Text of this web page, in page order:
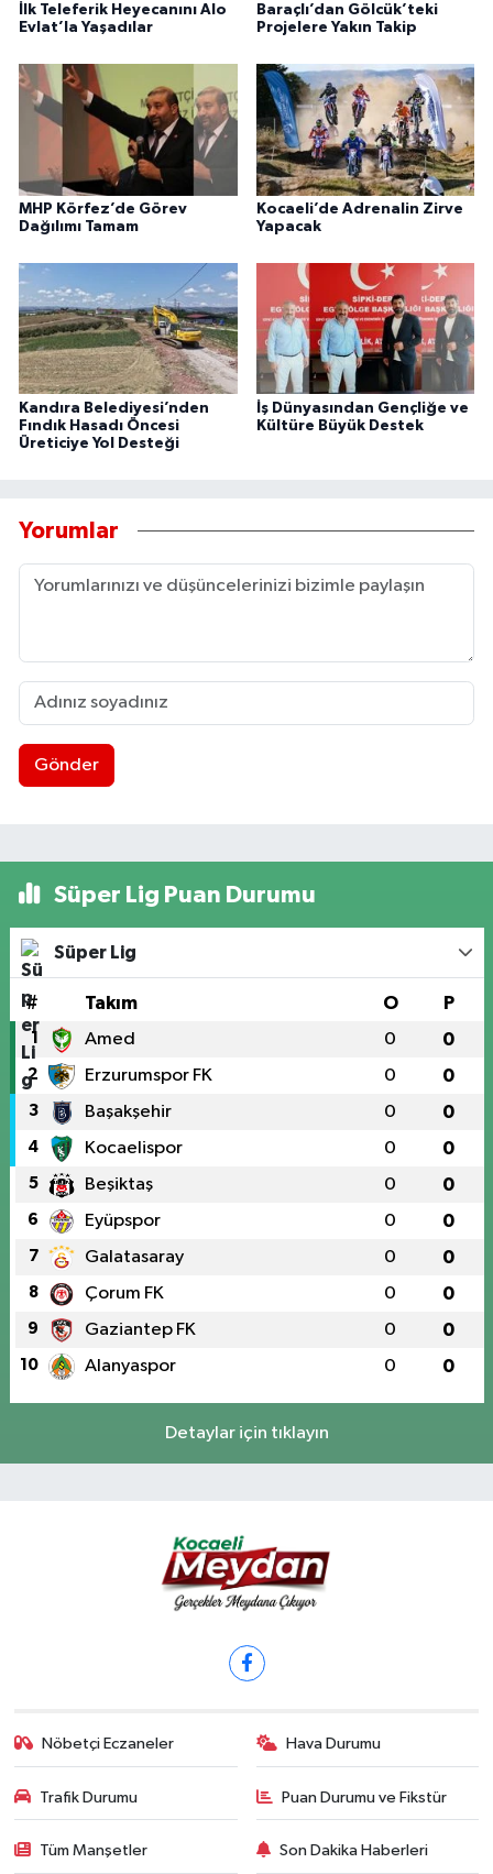
İlk Teleferik Heyecanını Alo
Evlat’la Yaşadılar
Baraçlı’dan Gölcük’teki
Projelere Yakın Takip
MHP Körfez’de Görev
Dağılımı Tamam
Kocaeli’de Adrenalin Zirve
Yapacak
Kandıra Belediyesi’nden
Fındık Hasadı Öncesi
Üreticiye Yol Desteği
İş Dünyasından Gençliğe ve
Kültüre Büyük Destek
Yorumlar
Gönder
Süper Lig Puan Durumu
Süper Lig
# Takım O P
1 Amed 0 0
2 Erzurumspor FK 0 0
3 Başakşehir 0 0
4 Kocaelispor 0 0
5 Beşiktaş 0 0
6 Eyüpspor 0 0
7 Galatasaray 0 0
8 Çorum FK 0 0
9 Gaziantep FK 0 0
10 Alanyaspor 0 0
Detaylar için tıklayın
Nöbetçi Eczaneler Hava Durumu
Trafik Durumu Puan Durumu ve Fikstür
Tüm Manşetler Son Dakika Haberleri